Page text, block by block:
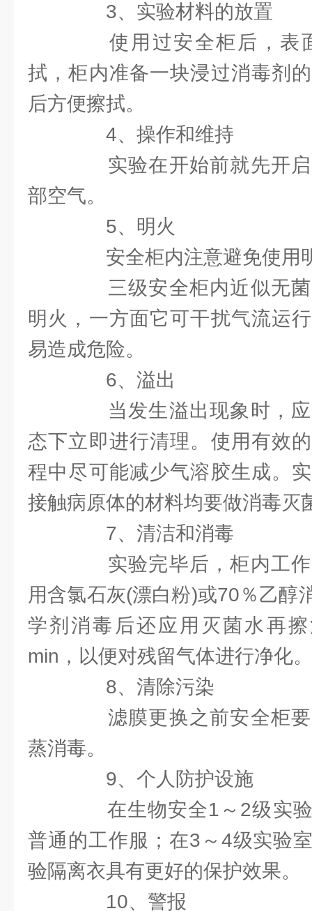
3、实验材料的放置
使用过安全柜后，表
拭，柜内准备一块浸过消毒剂
后方便擦拭。
4、操作和维持
实验在开始前就先开启
部空气。
5、明火
安全柜内注意避免使用
三级安全柜内近似无菌
明火，一方面它可干扰气流运
易造成危险。
6、溢出
当发生溢出现象时，应
态下立即进行清理。使用有效
程中尽可能减少气溶胶生成。
接触病原体的材料均要做消毒灭
7、清洁和消毒
实验完毕后，柜内工作
用含氯石灰(漂白粉)或70％乙醇
学剂消毒后还应用灭菌水再
min，以便对残留气体进行净化。
8、清除污染
滤膜更换之前安全柜要
蒸消毒。
9、个人防护设施
在生物安全1～2级实验
普通的工作服；在3～4级实验
验隔离衣具有更好的保护效果。
10、警报